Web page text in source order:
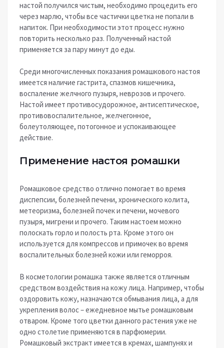
настой получился чистым, необходимо процедить его
через марлю, чтобы все частички цветка не попали в
напиток. При необходимости этот процесс нужно
повторить несколько раз. Полученный настой
применяется за пару минут до еды.
Среди многочисленных показания ромашкового настоя
имеется наличие гастрита, спазмов кишечника,
воспаление желчного пузыря, неврозов и прочего.
Настой имеет противосудорожное, антисептическое,
противовоспалительное, желчегонное,
болеутоляющее, потогонное и успокаивающее
действие.
Применение настоя ромашки
Ромашковое средство отлично помогает во время
диспепсии, болезней печени, хронического колита,
метеоризма, болезней почек и печени, мочевого
пузыря, мигрени и прочего. Таким настоем можно
полоскать горло и полость рта. Кроме этого он
используется для компрессов и примочек во время
воспалительных болезней кожи или геморроя.
В косметологии ромашка также является отличным
средством воздействия на кожу лица. Например, чтобы
оздоровить кожу, назначаются обмывания лица, а для
укрепления волос – ежедневное мытье ромашковым
отваром. Кроме того цветки данного растения уже не
одно столетие применяются в парфюмерии.
Ромашковый экстракт имеется в кремах, шампунях и